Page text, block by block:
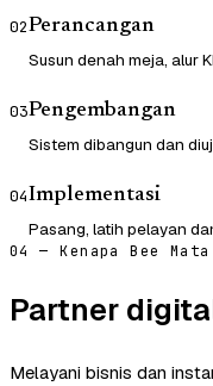
02Perancangan
Susun denah meja, alur
03Pengembangan
Sistem dibangun dan
04Implementasi
Pasang, latih pelayan
04 — Kenapa Bee Mata
Partner
Melayani bisnis dan